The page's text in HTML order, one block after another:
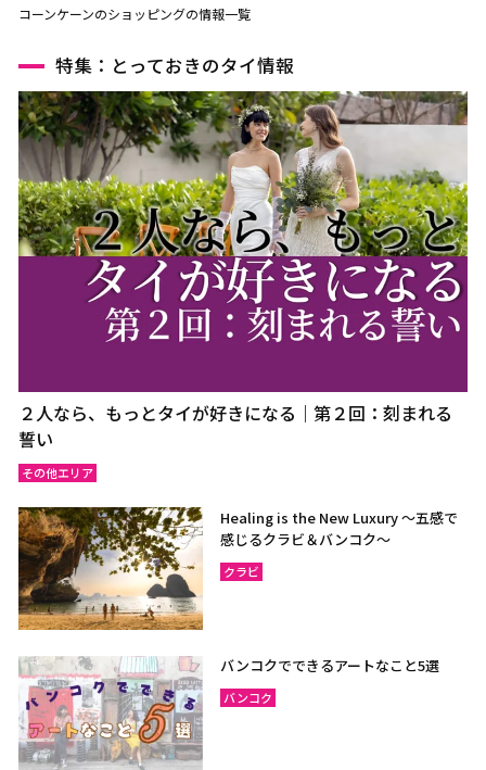
コーンケーンのショッピングの情報一覧
特集：とっておきのタイ情報
２人なら、もっとタイが好きになる｜第２回：刻まれる
誓い
その他エリア
Healing is the New Luxury ～五感で
感じるクラビ＆バンコク～
クラビ
バンコクでできるアートなこと5選
バンコク